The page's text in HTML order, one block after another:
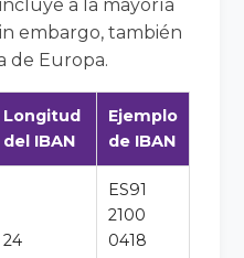
a la mayoría
embargo, también
de Europa.
Longitud
del IBAN
Ejemplo
de IBAN
24
ES91
2100
0418